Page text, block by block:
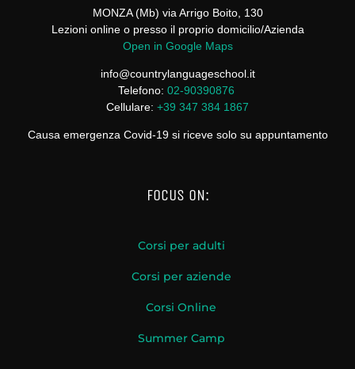
MONZA (Mb) via Arrigo Boito, 130
Lezioni online o presso il proprio domicilio/Azienda
Open in Google Maps
info@countrylanguageschool.it
Telefono: 02-90390876
Cellulare: +39 347 384 1867
Causa emergenza Covid-19 si riceve solo su appuntamento
FOCUS ON:
Corsi per adulti
Corsi per aziende
Corsi Online
Summer Camp